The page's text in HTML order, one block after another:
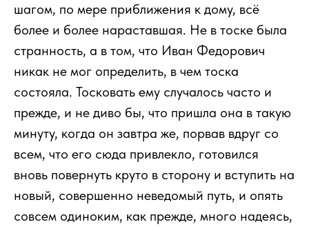
шагом, по мере приближения к дому, всё
более и более нараставшая. Не в тоске была
странность, а в том, что Иван Федорович
никак не мог определить, в чем тоска
состояла. Тосковать ему случалось часто и
прежде, и не диво бы, что пришла она в такую
минуту, когда он завтра же, порвав вдруг со
всем, что его сюда привлекло, готовился
вновь повернуть круто в сторону и вступить на
новый, совершенно неведомый путь, и опять
совсем одиноким, как прежде, много надеясь,